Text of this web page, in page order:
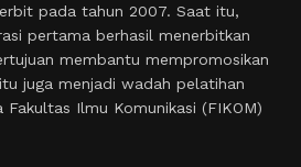
pada tahun 2007. Saat itu,
pertama berhasil menerbitkan
membantu mempromosikan
juga menjadi wadah pelatihan
Ilmu Komunikasi (FIKOM)